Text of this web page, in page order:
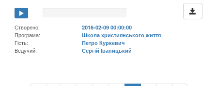
Створено:
2016-02-09 00:00:00
Програма:
Школа християнського життя
Гість:
Петро Куркевич
Ведучий:
Сергій Іваницький